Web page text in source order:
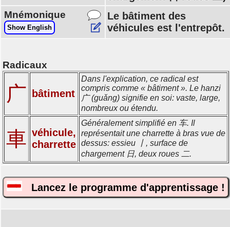
Mnémonique
Show English
Le bâtiment des
véhicules est l'entrepôt.
Radicaux
广 bâtiment
Dans l'explication, ce radical est
compris comme « bâtiment ». Le hanzi
广 (guǎng) signifie en soi: vaste, large,
nombreux ou étendu.
車 véhicule,
charrette
Généralement simplifié en 车. Il
représentait une charrette à bras vue de
dessus: essieu 丨, surface de
chargement 日, deux roues 二.
Lancez le programme d'apprentissage !